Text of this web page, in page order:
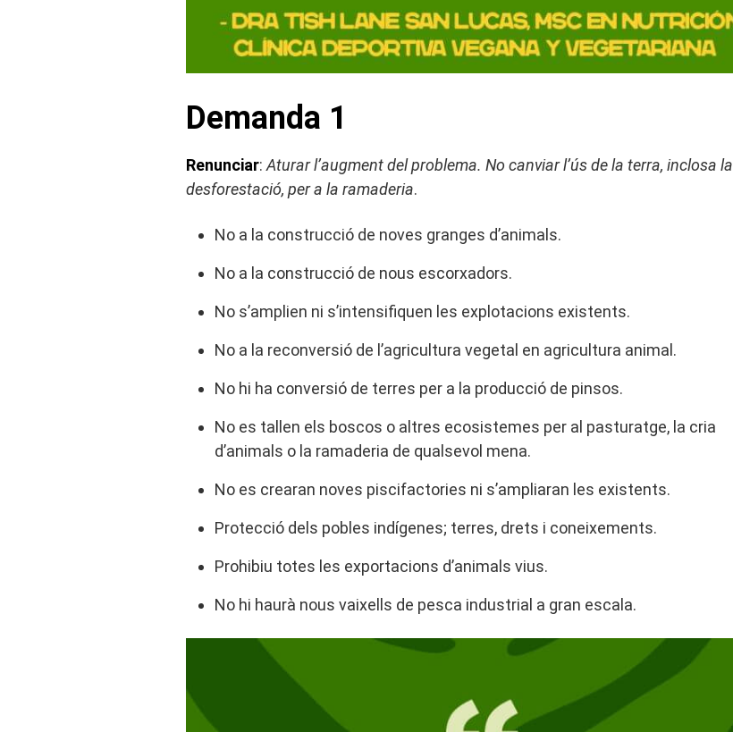
Demanda 1
Renunciar: Aturar l’augment del problema. No canviar l’ús de la terra, inclosa la
desforestació, per a la ramaderia.
No a la construcció de noves granges d’animals.
No a la construcció de nous escorxadors.
No s’amplien ni s’intensifiquen les explotacions existents.
No a la reconversió de l’agricultura vegetal en agricultura animal.
No hi ha conversió de terres per a la producció de pinsos.
No es tallen els boscos o altres ecosistemes per al pasturatge, la cria
d’animals o la ramaderia de qualsevol mena.
No es crearan noves piscifactories ni s’ampliaran les existents.
Protecció dels pobles indígenes; terres, drets i coneixements.
Prohibiu totes les exportacions d’animals vius.
No hi haurà nous vaixells de pesca industrial a gran escala.